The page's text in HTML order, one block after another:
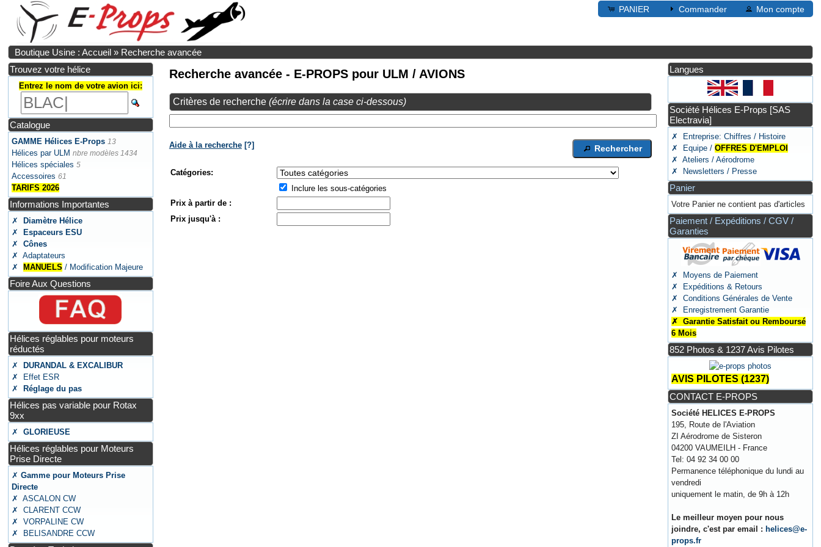
PANIER Commander Mon compte
Boutique Usine : Accueil » Recherche avancée
Trouvez votre hélice
Entrez le nom de votre avion ici:
Catalogue
GAMME Hélices E-Props 13
Hélices par ULM nbre modèles 1434
Hélices spéciales 5
Accessoires 61
TARIFS 2026
Informations Importantes
✗
Diamètre Hélice
✗
Espaceurs ESU
✗
Cônes
✗ Adaptateurs
✗
MANUELS / Modification Majeure
Foire Aux Questions
Hélices réglables pour moteurs
réductés
✗
DURANDAL & EXCALIBUR
✗ Effet ESR
✗
Réglage du pas
Hélices pas variable pour Rotax
9xx
✗GLORIEUSE
Hélices réglables pour Moteurs
Prise Directe
✗Gamme pour Moteurs Prise
Directe
✗ ASCALON CW
✗ CLARENT CCW
✗ VORPALINE CW
✗ BELISANDRE CCW
Recherche avancée - E-PROPS pour ULM / AVIONS
Critères de recherche (écrire dans la case ci-dessous)
Aide à la recherche[?] Rechercher
Catégories:
Inclure les sous-catégories
Prix à partir de :
Prix jusqu'à :
Langues
Société Hélices E-Props [SAS
Electravia]
✗ Entreprise: Chiffres / Histoire
✗ Equipe /OFFRES D'EMPLOI
✗ Ateliers / Aérodrome
✗ Newsletters / Presse
Panier
Votre Panier ne contient pas d'articles
Paiement / Expéditions / CGV /
Garanties
✗ Moyens de Paiement
✗ Expéditions & Retours
✗ Conditions Générales de Vente
✗ Enregistrement Garantie
✗ Garantie Satisfait ou Remboursé
6 Mois
852 Photos & 1237 Avis Pilotes
AVIS PILOTES (1237)
CONTACT E-PROPS
Société HELICES E-PROPS
195, Route de l'Aviation
ZI Aérodrome de Sisteron
04200 VAUMEILH - France
Tel: 04 92 34 00 00
Permanence téléphonique du lundi au
vendredi
uniquement le matin, de 9h à 12h
Le meilleur moyen pour nous
joindre, c'est par email : helices@e-
props.fr